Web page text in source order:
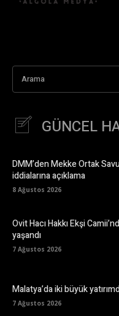
Arama
GÜNCEL
DMM’den Mekke Ortak
iddialarına açıklama
8 Ağustos 2026
Ovit Hacı Hakkı Ekşi
yaşandı
7 Ağustos 2026
Malatya’da iki büyük
7 Ağustos 2026